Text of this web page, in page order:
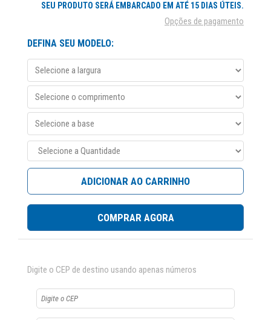
SEU PRODUTO SERÁ EMBARCADO EM ATÉ 15 DIAS ÚTEIS.
Opções de pagamento
DEFINA SEU MODELO:
ADICIONAR AO CARRINHO
COMPRAR AGORA
Digite o CEP de destino usando apenas números